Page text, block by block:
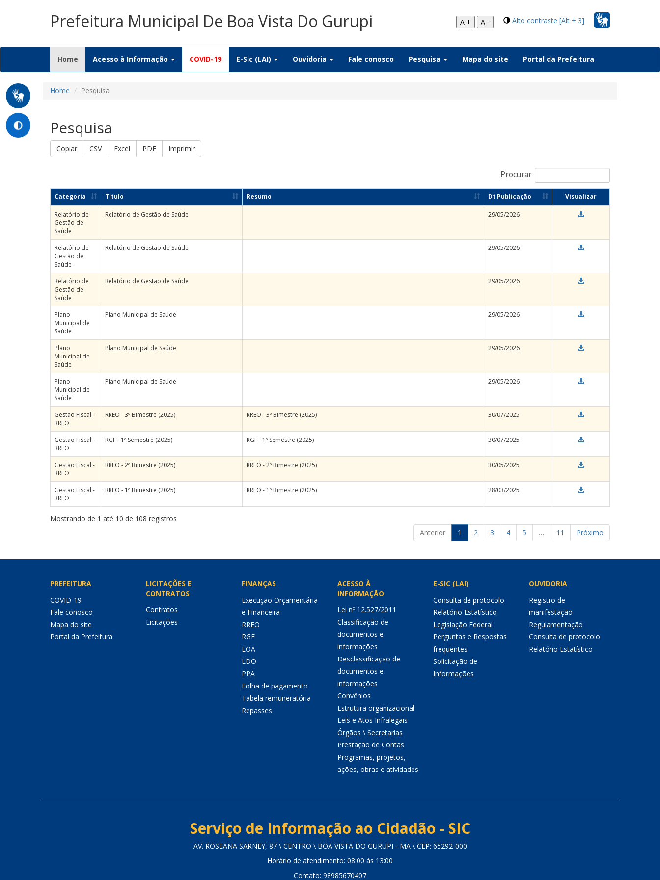
Prefeitura Municipal De Boa Vista Do Gurupi Alto contraste [Alt + 3]
A + A -
Home (current)
Acesso à Informação COVID-19 E-Sic (LAI) Ouvidoria Fale conosco Pesquisa Mapa do site Portal da Prefeitura
Home Pesquisa
Pesquisa
Copiar CSV Excel PDF Imprimir
Procurar
Categoria Título Resumo Dt Publicação Visualizar
Relatório de
Gestão de
Saúde
Relatório de Gestão de Saúde 29/05/2026
Relatório de
Gestão de
Saúde
Relatório de Gestão de Saúde 29/05/2026
Relatório de
Gestão de
Saúde
Relatório de Gestão de Saúde 29/05/2026
Plano
Municipal de
Saúde
Plano Municipal de Saúde 29/05/2026
Plano
Municipal de
Saúde
Plano Municipal de Saúde 29/05/2026
Plano
Municipal de
Saúde
Plano Municipal de Saúde 29/05/2026
Gestão Fiscal -
RREO
RREO - 3º Bimestre (2025) RREO - 3º Bimestre (2025) 30/07/2025
Gestão Fiscal -
RREO
RGF - 1º Semestre (2025) RGF - 1º Semestre (2025) 30/07/2025
Gestão Fiscal -
RREO
RREO - 2º Bimestre (2025) RREO - 2º Bimestre (2025) 30/05/2025
Gestão Fiscal -
RREO
RREO - 1º Bimestre (2025) RREO - 1º Bimestre (2025) 28/03/2025
Mostrando de 1 até 10 de 108 registros
Anterior
1 2 3 4 5 … 11 Próximo
PREFEITURA
COVID-19
Fale conosco
Mapa do site
Portal da Prefeitura
LICITAÇÕES E
CONTRATOS
Contratos
Licitações
FINANÇAS
Execução Orçamentária
e Financeira
RREO
RGF
LOA
LDO
PPA
Folha de pagamento
Tabela remuneratória
Repasses
ACESSO À
INFORMAÇÃO
Lei nº 12.527/2011
Classificação de
documentos e
informações
Desclassificação de
documentos e
informações
Convênios
Estrutura organizacional
Leis e Atos Infralegais
Órgãos \ Secretarias
Prestação de Contas
Programas, projetos,
ações, obras e atividades
E-SIC (LAI)
Consulta de protocolo
Relatório Estatístico
Legislação Federal
Perguntas e Respostas
frequentes
Solicitação de
Informações
OUVIDORIA
Registro de
manifestação
Regulamentação
Consulta de protocolo
Relatório Estatístico
Serviço de Informação ao Cidadão - SIC
AV. ROSEANA SARNEY, 87 \ CENTRO \ BOA VISTA DO GURUPI - MA \ CEP: 65292-000
Horário de atendimento: 08:00 às 13:00
Contato: 98985670407